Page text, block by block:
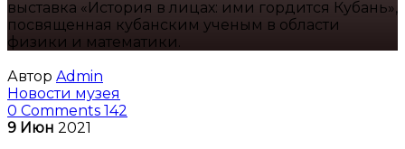
выставка «История в лицах: ими гордится Кубань»,
посвященная кубанским ученым в области
физики и математики.
Автор Admin
Новости музея
0 Comments 142
9 Июн 2021